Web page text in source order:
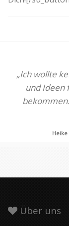
„Ich wollte
und Ideen
Heike
Über uns